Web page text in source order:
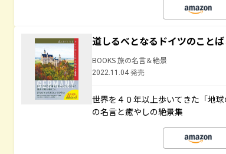
道しるべとなるドイツのこと
BOOKS 旅の名言＆絶景
2022.11.04 発売
世界を４０年以上歩いてきた「地
の名言と癒やしの絶景集